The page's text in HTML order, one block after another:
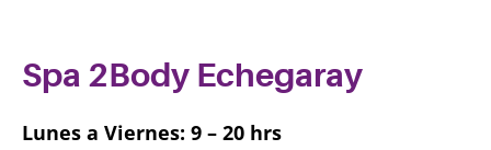
Spa 2Body Echegaray
Lunes a Viernes: 9 – 20 hrs